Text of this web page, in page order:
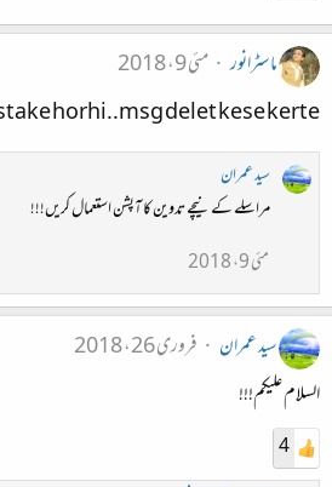
ماسٹرانور
مئی 9، 2018
horhi..msg delet kese kerte
سید عمران
مراسلے کے نیچے تدوین کا آپشن استعمال کریں!!!
مئی 9، 2018
سید عمران
فروری 26، 2018
السلام علیکم!!!
4